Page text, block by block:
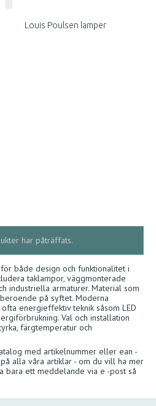
Louis Poulsen lamper
har påträffats.
både design och funktionalitet i
taklampor, väggmonterade
industriella armaturer. Material som
på syftet. Moderna
energieffektiv teknik såsom LED
Val och installation
färgtemperatur och
med artikelnummer eller ean -
alla våra artiklar - om du vill ha mer
bara ett meddelande via e -post så